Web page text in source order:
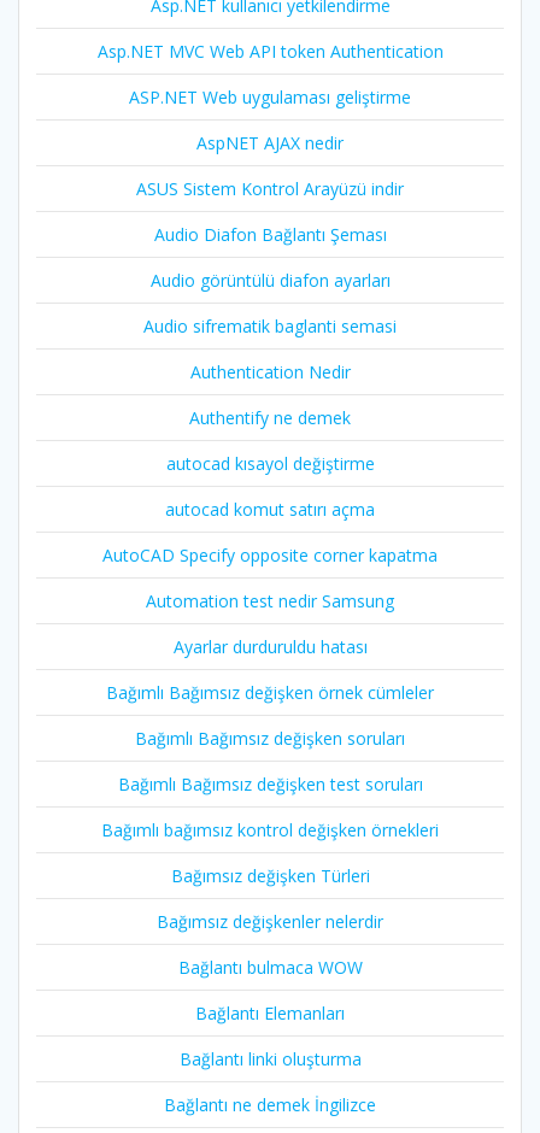
Asp.NET kullanıcı yetkilendirme
Asp.NET MVC Web API token Authentication
ASP.NET Web uygulaması geliştirme
AspNET AJAX nedir
ASUS Sistem Kontrol Arayüzü indir
Audio Diafon Bağlantı Şeması
Audio görüntülü diafon ayarları
Audio sifrematik baglanti semasi
Authentication Nedir
Authentify ne demek
autocad kısayol değiştirme
autocad komut satırı açma
AutoCAD Specify opposite corner kapatma
Automation test nedir Samsung
Ayarlar durduruldu hatası
Bağımlı Bağımsız değişken örnek cümleler
Bağımlı Bağımsız değişken soruları
Bağımlı Bağımsız değişken test soruları
Bağımlı bağımsız kontrol değişken örnekleri
Bağımsız değişken Türleri
Bağımsız değişkenler nelerdir
Bağlantı bulmaca WOW
Bağlantı Elemanları
Bağlantı linki oluşturma
Bağlantı ne demek İngilizce